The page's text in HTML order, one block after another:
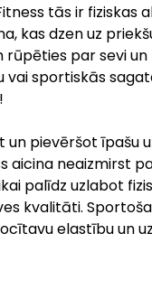
tās ir fiziskas
kas dzen uz
par sevi
vai sportiskās
un pievēršot īpašu
aicina neaizmirst
palīdz uzlabot
kvalitāti.
elastību un